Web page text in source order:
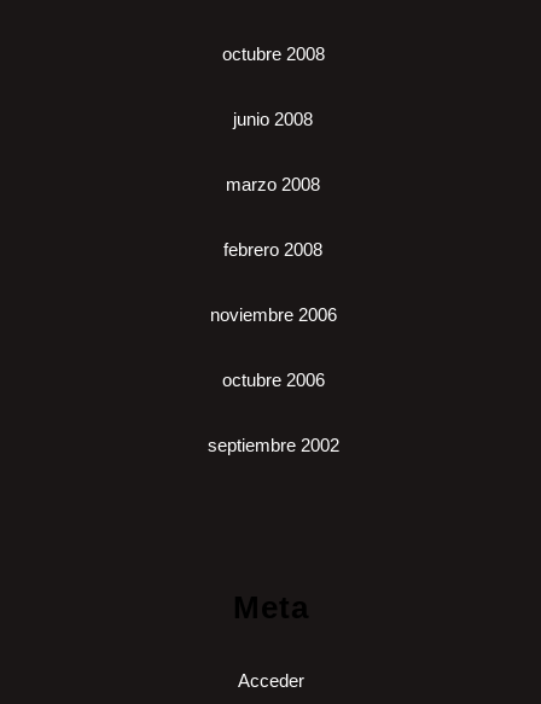
octubre 2008
junio 2008
marzo 2008
febrero 2008
noviembre 2006
octubre 2006
septiembre 2002
Meta
Acceder